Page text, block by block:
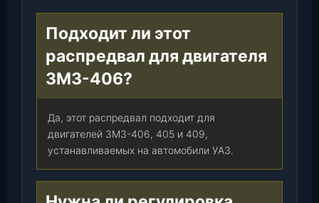
6
1
т
Подходит ли этот
распредвал для двигателя
ЗМЗ-406?
Да, этот распредвал подходит для
двигателей ЗМЗ-406, 405 и 409,
устанавливаемых на автомобили УАЗ.